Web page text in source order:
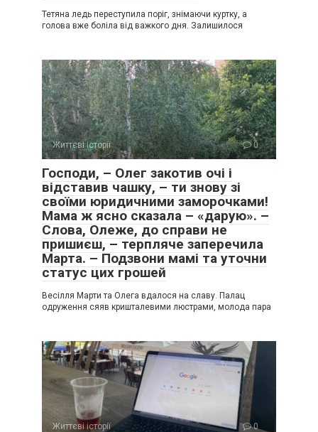
Тетяна ледь переступила поріг, знімаючи куртку, а
голова вже боліла від важкого дня. Залишилося
Життєві історії 0
Господи, – Олег закотив очі і
відставив чашку, – ти знову зі
своїми юридичними заморочками!
Мама ж ясно сказала – «дарую». –
Слова, Олеже, до справи не
пришиєш, – терпляче заперечила
Марта. – Подзвони мамі та уточни
статус цих грошей
Весілля Марти та Олега вдалося на славу. Палац
одруження сяяв кришталевими люстрами, молода пара
Життєві історії 0